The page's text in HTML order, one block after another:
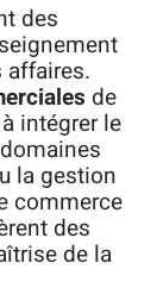
des
affaires.
de
intégrer le
la gestion
commerce
des
de la